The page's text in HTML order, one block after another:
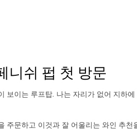
니쉬 펍 첫 방문
보이는 루프탑. 나는 자리가 없어 지하
주문하고 이것과 잘 어울리는 와인 추천